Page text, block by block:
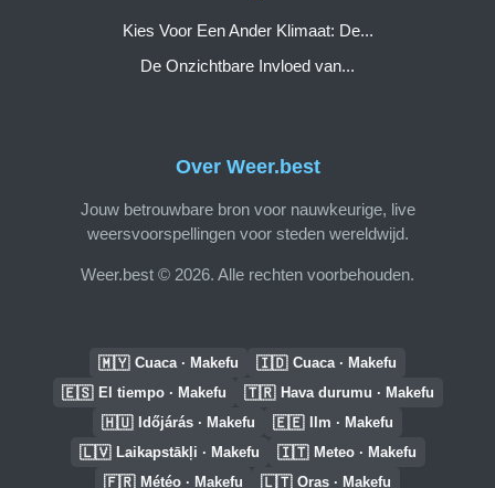
Over Weer.best
Jouw betrouwbare bron voor nauwkeurige, live
weersvoorspellingen voor steden wereldwijd.
Weer.best © 2026. Alle rechten voorbehouden.
Kies Voor Een Ander Klimaat: De...
De Onzichtbare Invloed van...
🇲🇾 Cuaca · Makefu 🇮🇩 Cuaca · Makefu
🇪🇸 El tiempo · Makefu 🇹🇷 Hava durumu · Makefu
🇭🇺 Időjárás · Makefu 🇪🇪 Ilm · Makefu
🇱🇻 Laikapstākļi · Makefu 🇮🇹 Meteo · Makefu
🇫🇷 Météo · Makefu 🇱🇹 Oras · Makefu